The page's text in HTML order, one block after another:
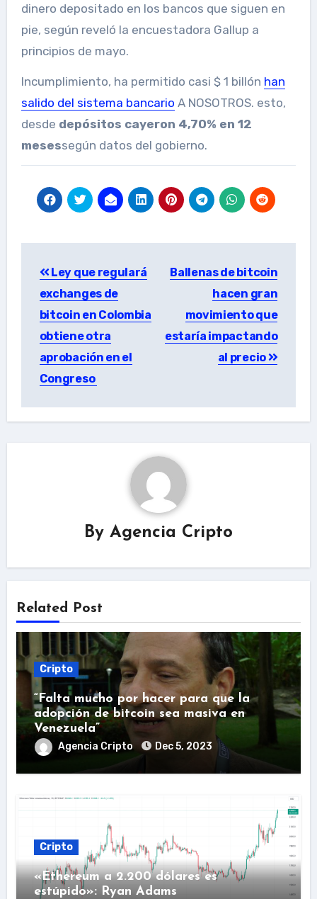
dinero depositado en los bancos que siguen en
pie, según reveló la encuestadora Gallup a
principios de mayo.
Incumplimiento, ha permitido casi $ 1 billón han
salido del sistema bancario A NOSOTROS. esto,
desde depósitos cayeron 4,70% en 12
mesessegún datos del gobierno.
navigation
Ley que regulará
exchanges de
bitcoin en Colombia
obtiene otra
aprobación en el
Congreso
Ballenas de bitcoin
hacen gran
movimiento que
estaría impactando
al precio
By Agencia Cripto
Related Post
Cripto
“Falta mucho por hacer para que la
adopción de bitcoin sea masiva en
Venezuela”
Agencia Cripto Dec 5, 2023
Cripto
«Ethereum a 2.200 dólares es
estúpido»: Ryan Adams